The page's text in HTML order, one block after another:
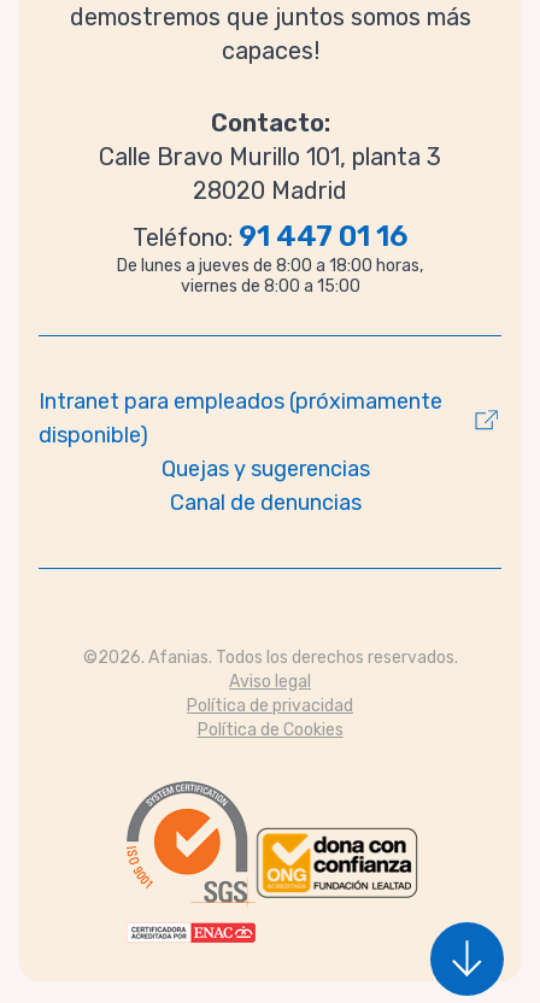
demostremos que juntos somos más
capaces!
Contacto:
Calle Bravo Murillo 101, planta 3
28020 Madrid
Teléfono: 91 447 01 16
De lunes a jueves de 8:00 a 18:00 horas,
viernes de 8:00 a 15:00
Intranet para empleados (próximamente
disponible)
Quejas y sugerencias
Canal de denuncias
©2026. Afanias. Todos los derechos reservados.
Aviso legal
Política de privacidad
Política de Cookies